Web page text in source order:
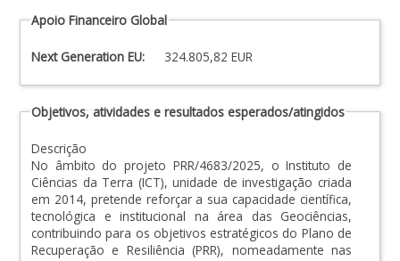
Apoio Financeiro Global
Next Generation EU: 324.805,82 EUR
Objetivos, atividades e resultados esperados/atingidos
Descrição
No âmbito do projeto PRR/4683/2025, o Instituto de
Ciências da Terra (ICT), unidade de investigação criada
em 2014, pretende reforçar a sua capacidade científica,
tecnológica e institucional na área das Geociências,
contribuindo para os objetivos estratégicos do Plano de
Recuperação e Resiliência (PRR), nomeadamente nas